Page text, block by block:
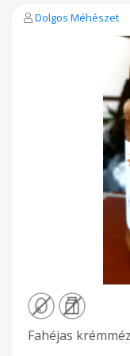
Dolgos Méhészet
Fahéjas